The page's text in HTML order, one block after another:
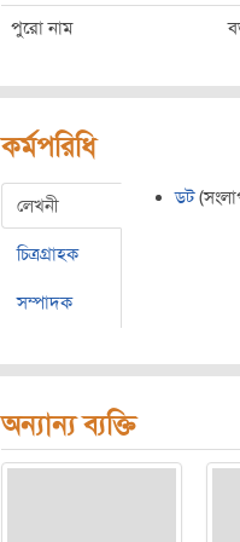
পুরো নাম
কর্মপরিধি
লেখনী
চিত্রগ্রাহক
সম্পাদক
ডট
অন্যান্য ব্যক্তি